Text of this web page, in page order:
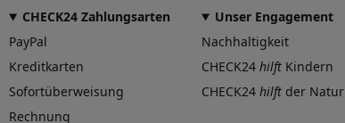
CHECK24 Zahlungsarten
PayPal
Kreditkarten
Sofortüberweisung
Rechnung
Unser Engagement
Nachhaltigkeit
CHECK24 hilft Kindern
CHECK24 hilft der Natur